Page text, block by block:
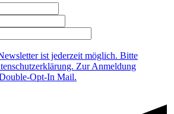
ist jederzeit möglich. Bitte
Zur Anmeldung
Opt-In Mail.